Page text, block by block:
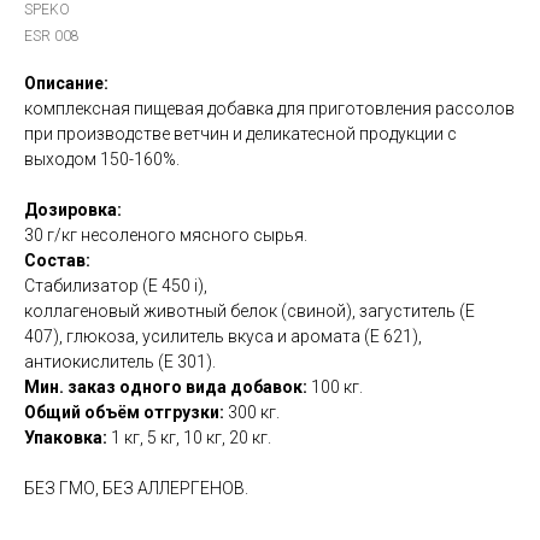
SPEKO
ESR 008
Описание:
комплексная пищевая добавка для приготовления рассолов
при производстве ветчин и деликатесной продукции с
выходом 150-160%.
Дозировка:
30 г/кг несоленого мясного сырья.
Состав:
Стабилизатор (Е 450 i),
коллагеновый животный белок (свиной), загуститель (Е
407), глюкоза, усилитель вкуса и аромата (Е 621),
антиокислитель (Е 301).
Мин. заказ одного вида добавок: 100 кг.
Общий объём отгрузки: 300 кг.
Упаковка: 1 кг, 5 кг, 10 кг, 20 кг.
БЕЗ ГМО, БЕЗ АЛЛЕРГЕНОВ.